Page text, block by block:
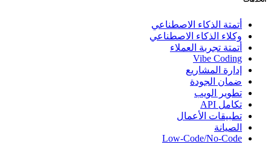
أتمتة الذكاء الاصطناعي
وكلاء الذكاء الاصطناعي
أتمتة تجربة العملاء
Vibe Coding
إدارة المشاريع
ضمان الجودة
تطوير الويب
تكامل API
تطبيقات الأعمال
الصيانة
Low-Code/No-Code